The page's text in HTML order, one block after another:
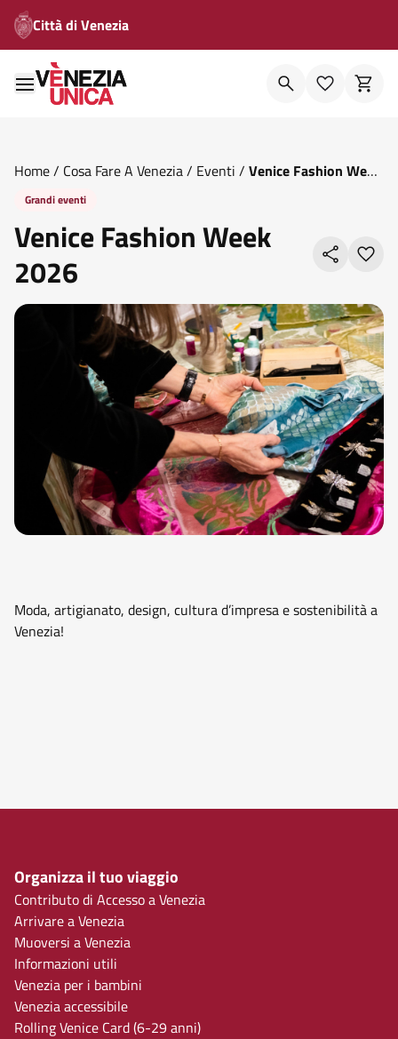
Città di Venezia
Home/ Cosa Fare A Venezia/ Eventi / Venice Fashion Week
2026
Grandi eventi
Venice Fashion Week
2026
Moda, artigianato, design, cultura d’impresa e sostenibilità a
Venezia!
Organizza il tuo viaggio
Contributo di Accesso a Venezia
Arrivare a Venezia
Muoversi a Venezia
Informazioni utili
Venezia per i bambini
Venezia accessibile
Rolling Venice Card (6-29 anni)